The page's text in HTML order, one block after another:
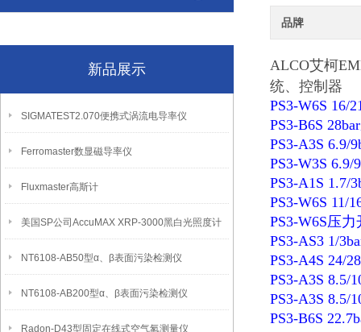
新品展示
SIGMATEST2.070便携式涡流电导率仪
Ferromaster数显磁导率仪
Fluxmaster高斯计
美国SP公司AccuMAX XRP-3000黑白光照度计
NT6108-AB50型α、β表面污染检测仪
NT6108-AB200型α、β表面污染检测仪
Radon-D43型固定在线式空气氡测量仪
品牌
ALCO艾柯
统、控制器
PS3-W6S 16/
PS3-B6S
PS3-A3S 6.9/
PS3-W3S 6.9/
PS3-A1S 1.7/
PS3-W6S 11/
PS3-W6S压力
PS3-AS3 1/
PS3-A4S 24/
PS3-A3S 8.5/
PS3-A3S 8.5/
PS3-B6S